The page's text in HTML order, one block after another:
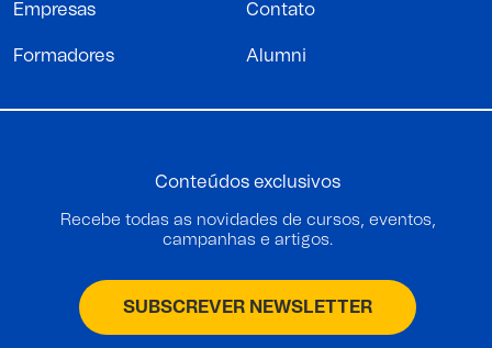
Empresas Contato
Formadores Alumni
Conteúdos exclusivos
Recebe todas as novidades de cursos, eventos,
campanhas e artigos.
SUBSCREVER NEWSLETTER